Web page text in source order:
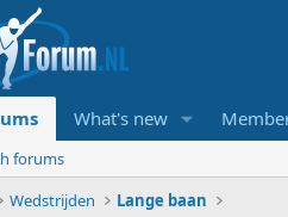
What's new
forums
Wedstrijden Lange baan